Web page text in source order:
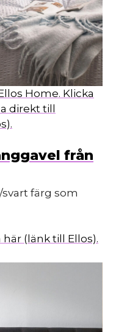
Home. Klicka
direkt till
från
färg som
(länk till Ellos).